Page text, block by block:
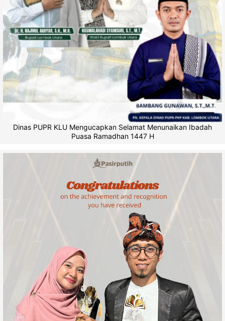
Dinas PUPR KLU Mengucapkan Selamat Menunaikan Ibadah
Puasa Ramadhan 1447 H